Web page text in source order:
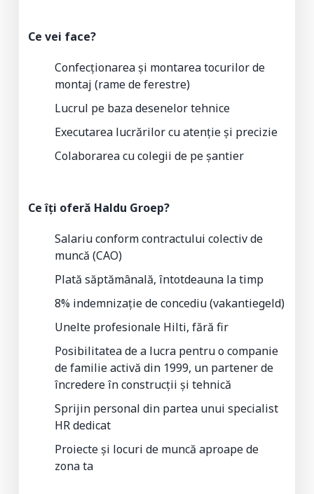
Ce vei face?
Confecționarea și montarea tocurilor de
montaj (rame de ferestre)
Lucrul pe baza desenelor tehnice
Executarea lucrărilor cu atenție și precizie
Colaborarea cu colegii de pe șantier
Ce îți oferă Haldu Groep?
Salariu conform contractului colectiv de
muncă (CAO)
Plată săptămânală, întotdeauna la timp
8% indemnizație de concediu (vakantiegeld)
Unelte profesionale Hilti, fără fir
Posibilitatea de a lucra pentru o companie
de familie activă din 1999, un partener de
încredere în construcții și tehnică
Sprijin personal din partea unui specialist
HR dedicat
Proiecte și locuri de muncă aproape de
zona ta